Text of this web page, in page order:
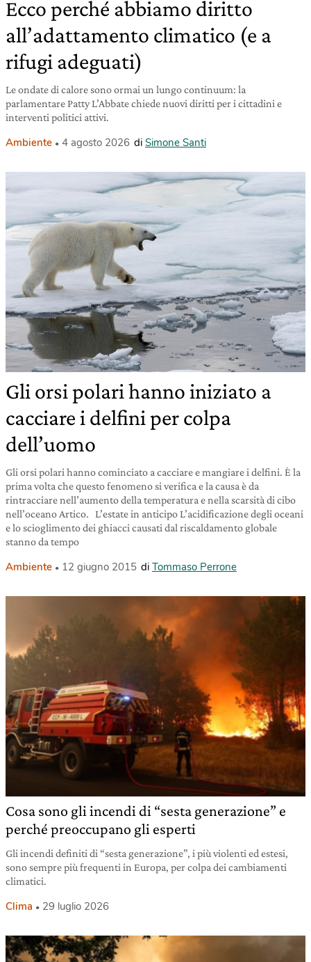
Ecco perché abbiamo diritto
all’adattamento climatico (e a
rifugi adeguati)
Le ondate di calore sono ormai un lungo continuum: la
parlamentare Patty L’Abbate chiede nuovi diritti per i cittadini e
interventi politici attivi.
Ambiente 4 agosto 2026 di Simone Santi
Gli orsi polari hanno iniziato a
cacciare i delfini per colpa
dell’uomo
Gli orsi polari hanno cominciato a cacciare e mangiare i delfini. È la
prima volta che questo fenomeno si verifica e la causa è da
rintracciare nell’aumento della temperatura e nella scarsità di cibo
nell’oceano Artico. L’estate in anticipo L’acidificazione degli oceani
e lo scioglimento dei ghiacci causati dal riscaldamento globale
stanno da tempo
Ambiente 12 giugno 2015 di Tommaso Perrone
Cosa sono gli incendi di “sesta generazione” e
perché preoccupano gli esperti
Gli incendi definiti di “sesta generazione”, i più violenti ed estesi,
sono sempre più frequenti in Europa, per colpa dei cambiamenti
climatici.
Clima 29 luglio 2026